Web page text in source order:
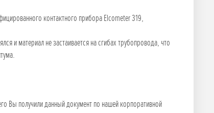
контактного прибора Elcometer 319,
и материал не застаивается на сгибах трубопровода, что
Вы получили данный документ по нашей корпоративной